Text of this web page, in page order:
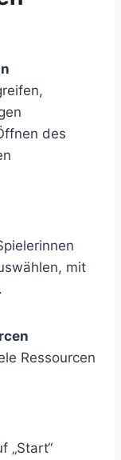
des
mit
Ressourcen
„Start“